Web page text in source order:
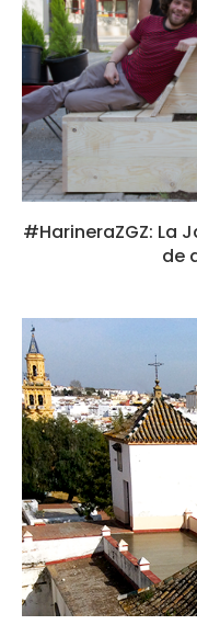
#HarineraZGZ: La
de